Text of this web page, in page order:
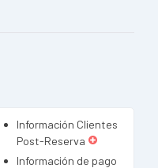
Información Clientes
Post-Reserva
Información de pago